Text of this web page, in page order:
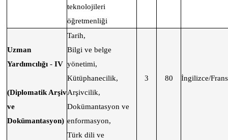
teknolojileri
öğretmenliği
Uzman
Yardımcılığı - IV
(Diplomatik Arşiv
ve
Dokümantasyon)
Tarih,
Bilgi ve belge
yönetimi,
Kütüphanecilik,
Arşivcilik,
Dokümantasyon ve
enformasyon,
Türk dili ve
3 80 İngilizce/